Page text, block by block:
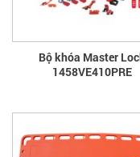
Bộ khóa Master
1458VE410PRE